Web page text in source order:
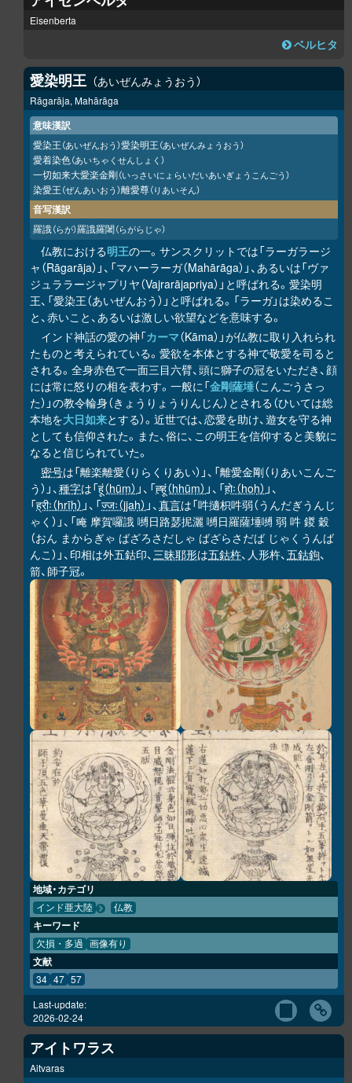
Eisenberta
ベルヒタ
愛染明王 あいぜんみょうおう
Rāgarāja, Mahārāga
意味漢訳
愛染王（あいぜんおう）愛染明王（あいぜんみょうおう）
愛着染色（あいちゃくせんしょく）
一切如来大愛楽金剛（いっさいにょらいだいあいぎょうこんごう）
染愛王（ぜんあいおう）離愛尊（りあいそん）
音写漢訳
羅誐（らが）羅誐羅闍（らがらじゃ）
仏教における明王の一。サンスクリットでは「ラーガラージ
ャ（Rāgarāja）」、「マハーラーガ（Mahārāga）」、あるいは「ヴァ
ジュララージャプリヤ（Vajrarājapriya）」と呼ばれる。愛染明
王、「愛染王（あいぜんおう）」と呼ばれる。「ラーガ」は染めるこ
と、赤いこと、あるいは激しい欲望などを意味する。
インド神話の愛の神「カーマ（Kāma）」が仏教に取り入れられ
たものと考えられている。愛欲を本体とする神で敬愛を司ると
される。全身赤色で一面三目六臂、頭に獅子の冠をいただき、顔
には常に怒りの相を表わす。一般に「金剛薩埵（こんごうさっ
た）」の教令輪身（きょうりょうりんじん）とされる（ひいては総
本地を大日如来とする）。近世では、恋愛を助け、遊女を守る神
としても信仰された。また、俗に、この明王を信仰すると美貌に
なると信じられていた。
密号は「離楽離愛（りらくりあい）」、「離愛金剛（りあいこんご
う）」、種字は「हूं（hūṃ） 」、「ह्हूं（hhūṃ） 」、「होः（hoḥ） 」、
「ह्रीः（hrīḥ） 」、「ज्जः（jjaḥ） 」、真言は「吽擿枳吽弱（うんだぎうんじ
ゃく）」、「唵 摩賀囉誐 嚩日路瑟抳灑 嚩日羅薩埵嚩 弱 吽 鍐 穀
（おん まからぎゃ ばざろさだしゃ ばざらさだば じゃくうんば
んこ）」、印相は外五鈷印、三昧耶形は五鈷杵、人形杵、五鈷鉤、
箭、師子冠。
地域・カテゴリ
インド亜大陸 仏教
キーワード
欠損・多過 画像有り
文献
34 47 57
Last-update:
2026-02-24
アイトワラス
Aitvaras